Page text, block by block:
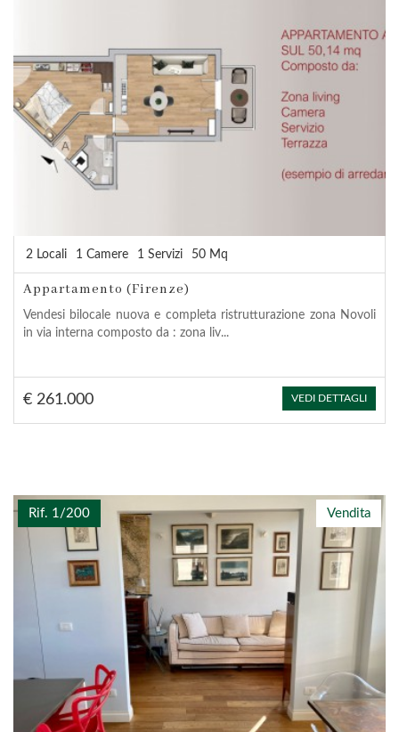
2 Locali 1 Camere 1 Servizi 50 Mq
Appartamento (Firenze)
Vendesi bilocale nuova e completa ristrutturazione zona Novoli
in via interna composto da : zona liv...
€ 261.000 VEDI DETTAGLI
Vendita
Rif. 1/200